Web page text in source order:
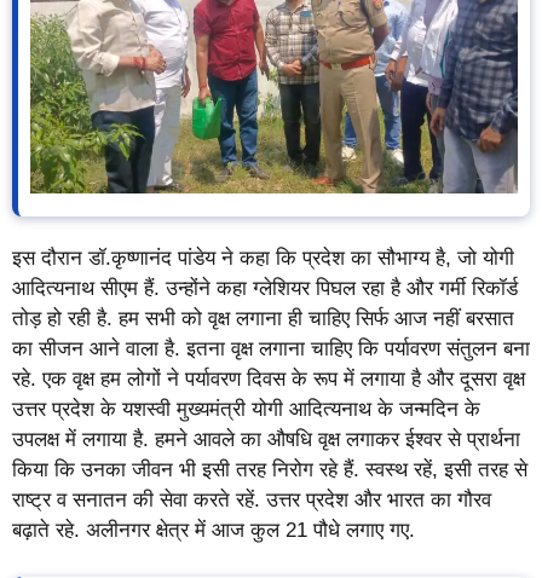
इस दौरान डॉ.कृष्णानंद पांडेय ने कहा कि प्रदेश का सौभाग्य है, जो योगी
आदित्यनाथ सीएम हैं. उन्होंने कहा ग्लेशियर पिघल रहा है और गर्मी रिकॉर्ड
तोड़ हो रही है. हम सभी को वृक्ष लगाना ही चाहिए सिर्फ आज नहीं बरसात
का सीजन आने वाला है. इतना वृक्ष लगाना चाहिए कि पर्यावरण संतुलन बना
रहे. एक वृक्ष हम लोगों ने पर्यावरण दिवस के रूप में लगाया है और दूसरा वृक्ष
उत्तर प्रदेश के यशस्वी मुख्यमंत्री योगी आदित्यनाथ के जन्मदिन के
उपलक्ष में लगाया है. हमने आवले का औषधि वृक्ष लगाकर ईश्वर से प्रार्थना
किया कि उनका जीवन भी इसी तरह निरोग रहे हैं. स्वस्थ रहें, इसी तरह से
राष्ट्र व सनातन की सेवा करते रहें. उत्तर प्रदेश और भारत का गौरव
बढ़ाते रहे. अलीनगर क्षेत्र में आज कुल 21 पौधे लगाए गए.